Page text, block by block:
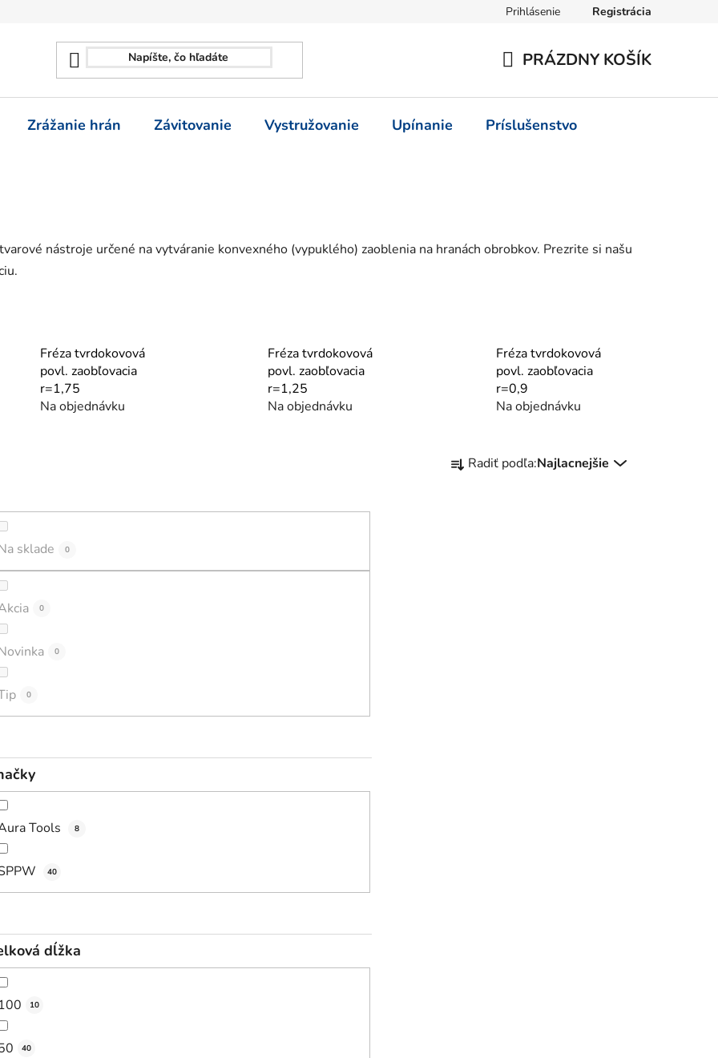
Prihlásenie Registrácia
KOŠÍK
PRÁZDNY KOŠÍK
Zrážanie hrán Závitovanie Vystružovanie Upínanie Príslušenstvo
nástroje určené na vytváranie konvexného (vypuklého) zaoblenia na hranách obrobkov. Prezrite si našu
Fréza tvrdokovová
povl. zaobľovacia
r=1,75
Na objednávku
Fréza tvrdokovová
povl. zaobľovacia
r=1,25
Na objednávku
Fréza tvrdokovová
povl. zaobľovacia
r=0,9
Na objednávku
R
a Radiť podľa:Najlacnejšie
sklade 0
0
0
0
Tools 8
40
dĺžka
10
40